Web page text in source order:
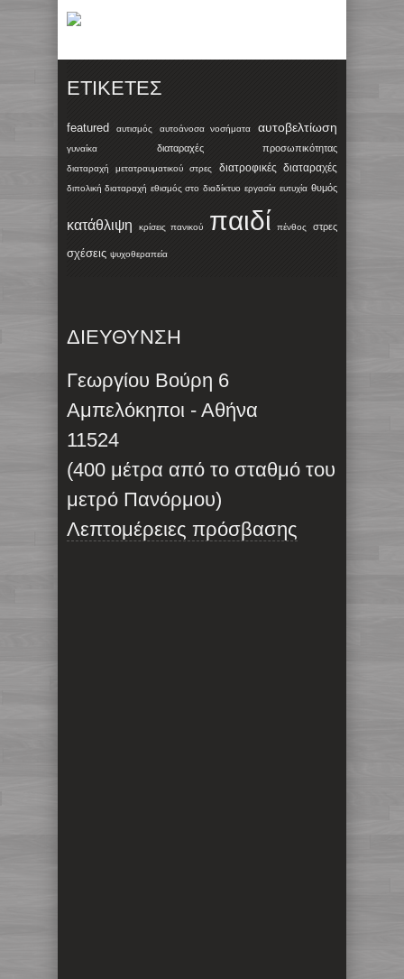
ΕΤΙΚΈΤΕΣ
featured αυτισμός αυτοάνοσα νοσήματα αυτοβελτίωση
γυναίκα διαταραχές προσωπικότητας
διαταραχή μετατραυματικού στρες διατροφικές διαταραχές
διπολική διαταραχή εθισμός στο διαδίκτυο εργασία ευτυχία θυμός
κατάθλιψη κρίσεις πανικού παιδί πένθος στρες
σχέσεις ψυχοθεραπεία
ΔΙΕΥΘΥΝΣΗ
Γεωργίου Βούρη 6
Αμπελόκηποι - Αθήνα
11524
(400 μέτρα από το σταθμό του
μετρό Πανόρμου)
Λεπτομέρειες πρόσβασης